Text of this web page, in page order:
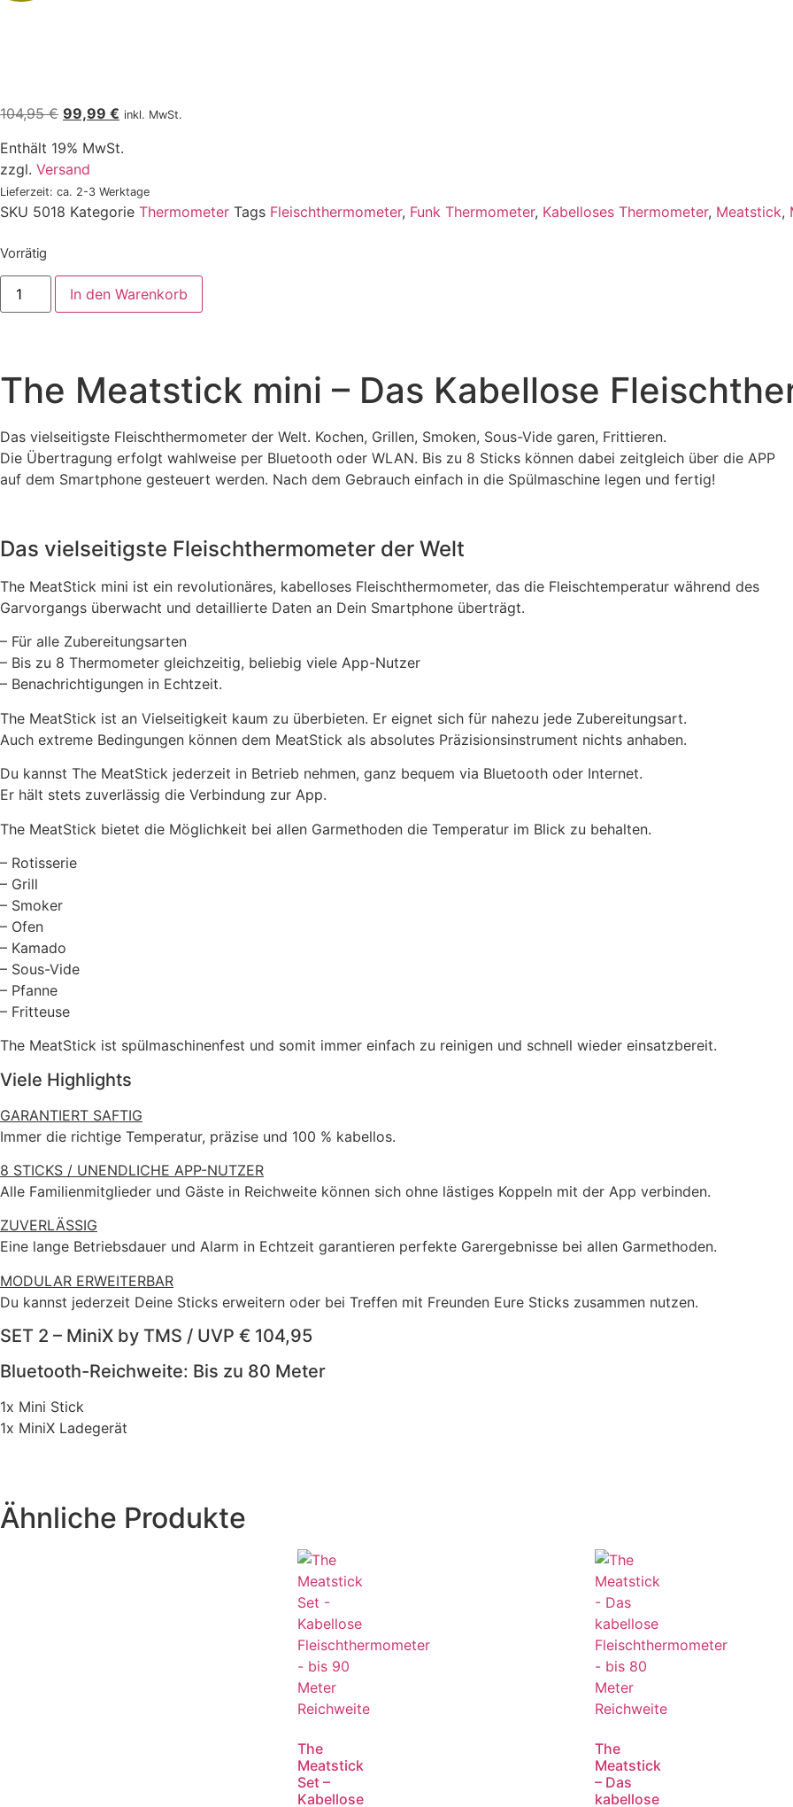
104,95€ 99,99 € inkl. MwSt.
Enthält 19% MwSt.
zzgl. Versand
Lieferzeit: ca. 2-3 Werktage
SKU 5018 Kategorie Thermometer Tags Fleischthermometer, Funk Thermometer, Kabelloses Thermometer, Meatstick,
Vorrätig
In den Warenkorb
The Meatstick mini – Das Kabellose
Das vielseitigste Fleischthermometer der Welt. Kochen, Grillen, Smoken, Sous-Vide garen, Frittieren.
Die Übertragung erfolgt wahlweise per Bluetooth oder WLAN. Bis zu 8 Sticks können dabei zeitgleich über die APP
auf dem Smartphone gesteuert werden. Nach dem Gebrauch einfach in die Spülmaschine legen und fertig!
Das vielseitigste Fleischthermometer der Welt
The MeatStick mini ist ein revolutionäres, kabelloses Fleischthermometer, das die Fleischtemperatur während des
Garvorgangs überwacht und detaillierte Daten an Dein Smartphone überträgt.
– Für alle Zubereitungsarten
– Bis zu 8 Thermometer gleichzeitig, beliebig viele App-Nutzer
– Benachrichtigungen in Echtzeit.
The MeatStick ist an Vielseitigkeit kaum zu überbieten. Er eignet sich für nahezu jede Zubereitungsart.
Auch extreme Bedingungen können dem MeatStick als absolutes Präzisionsinstrument nichts anhaben.
Du kannst The MeatStick jederzeit in Betrieb nehmen, ganz bequem via Bluetooth oder Internet.
Er hält stets zuverlässig die Verbindung zur App.
The MeatStick bietet die Möglichkeit bei allen Garmethoden die Temperatur im Blick zu behalten.
– Rotisserie
– Grill
– Smoker
– Ofen
– Kamado
– Sous-Vide
– Pfanne
– Fritteuse
The MeatStick ist spülmaschinenfest und somit immer einfach zu reinigen und schnell wieder einsatzbereit.
Viele Highlights
GARANTIERT SAFTIG
Immer die richtige Temperatur, präzise und 100 % kabellos.
8 STICKS / UNENDLICHE APP-NUTZER
Alle Familienmitglieder und Gäste in Reichweite können sich ohne lästiges Koppeln mit der App verbinden.
ZUVERLÄSSIG
Eine lange Betriebsdauer und Alarm in Echtzeit garantieren perfekte Garergebnisse bei allen Garmethoden.
MODULAR ERWEITERBAR
Du kannst jederzeit Deine Sticks erweitern oder bei Treffen mit Freunden Eure Sticks zusammen nutzen.
SET 2 – MiniX by TMS / UVP € 104,95
Bluetooth-Reichweite: Bis zu 80 Meter
1x Mini Stick
1x MiniX Ladegerät
Ähnliche Produkte
The
Meatstick
Set –
Kabellose
The
Meatstick
– Das
kabellose